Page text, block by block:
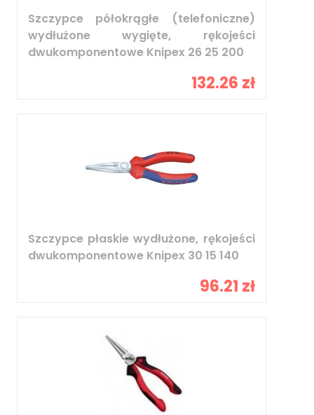
Szczypce półokrągłe (telefoniczne)
wydłużone wygięte, rękojeści
dwukomponentowe Knipex 26 25 200
132.26 zł
Szczypce płaskie wydłużone, rękojeści
dwukomponentowe Knipex 30 15 140
96.21 zł